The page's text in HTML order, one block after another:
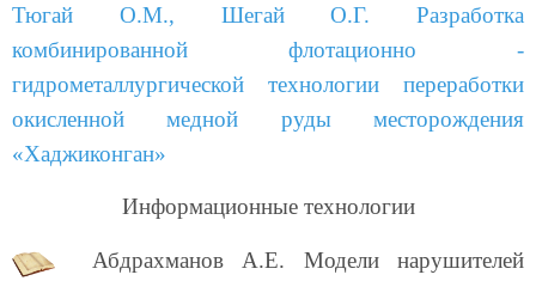
Тюгай О.М., Шегай О.Г. Разработка
комбинированной флотационно -
гидрометаллургической технологии переработки
окисленной медной руды месторождения
«Хаджиконган»
Информационные технологии
Абдрахманов А.Е. Модели нарушителей